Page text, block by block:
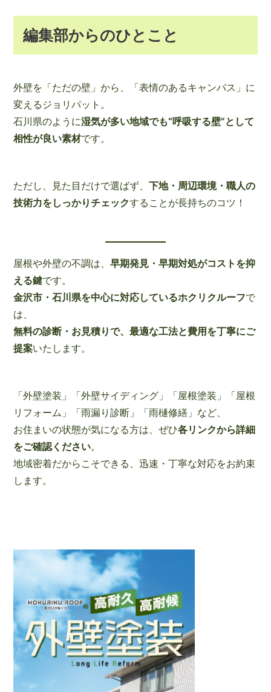
編集部からのひとこと
外壁を「ただの壁」から、「表情のあるキャンバス」に
変えるジョリパット。
石川県のように湿気が多い地域でも“呼吸する壁”として
相性が良い素材です。
ただし、見た目だけで選ばず、 下地・周辺環境・職人の
技術力をしっかりチェックすることが長持ちのコツ！
屋根や外壁の不調は、 早期発見・早期対処がコストを抑
える鍵です。
金沢市・石川県を中心に対応しているホクリクルーフで
は、
無料の診断・お見積りで、最適な工法と費用を丁寧にご
提案いたします。
「外壁塗装」「外壁サイディング」「屋根塗装」「屋根
リフォーム」「雨漏り診断」「雨樋修繕」など、
お住まいの状態が気になる方は、ぜひ各リンクから詳細
をご確認ください。
地域密着だからこそできる、迅速・丁寧な対応をお約束
します。